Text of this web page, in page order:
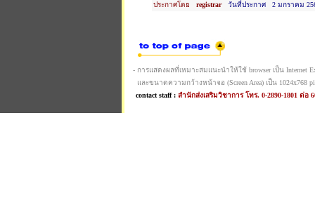
ประกาศโดย registrarวันที่ประกาศ 2 มกราคม
- การแสดงผลที่เหมาะสมแนะนำให้ใช้ browser เป็น Internet
และขนาดความกว้างหน้าจอ (Screen Area) เป็น 1024x768
contact staff : สำนักส่งเสริมวิชาการ โทร. 0-2890-1801 ต่อ